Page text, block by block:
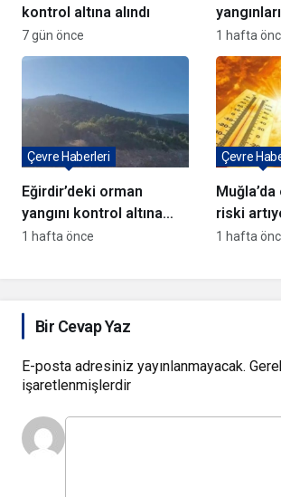
kontrol altına alındı
7 gün önce
‘Bir
1 hafta
Eğirdir’deki orman
yangını kontrol altına
alındı
Çevre Haberleri
1 hafta önce
Muğla’da
riski
Çevre
1 hafta
Bir Cevap Yaz
E-posta adresiniz yayınlanmayacak.
işaretlenmişlerdir